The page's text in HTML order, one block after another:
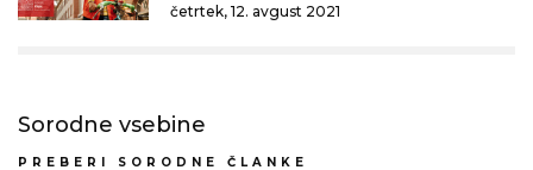
četrtek, 12. avgust 2021
Sorodne vsebine
PREBERI SORODNE ČLANKE